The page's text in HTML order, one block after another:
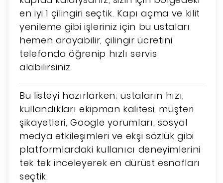
en iyi 1 çilingiri seçtik. Kapı açma ve kilit
yenileme gibi işleriniz için bu ustaları
hemen arayabilir, çilingir ücretini
telefonda öğrenip hızlı servis
alabilirsiniz.
Bu listeyi hazırlarken; ustaların hızı,
kullandıkları ekipman kalitesi, müşteri
şikayetleri, Google yorumları, sosyal
medya etkileşimleri ve ekşi sözlük gibi
platformlardaki kullanıcı deneyimlerini
tek tek inceleyerek en dürüst esnafları
seçtik.